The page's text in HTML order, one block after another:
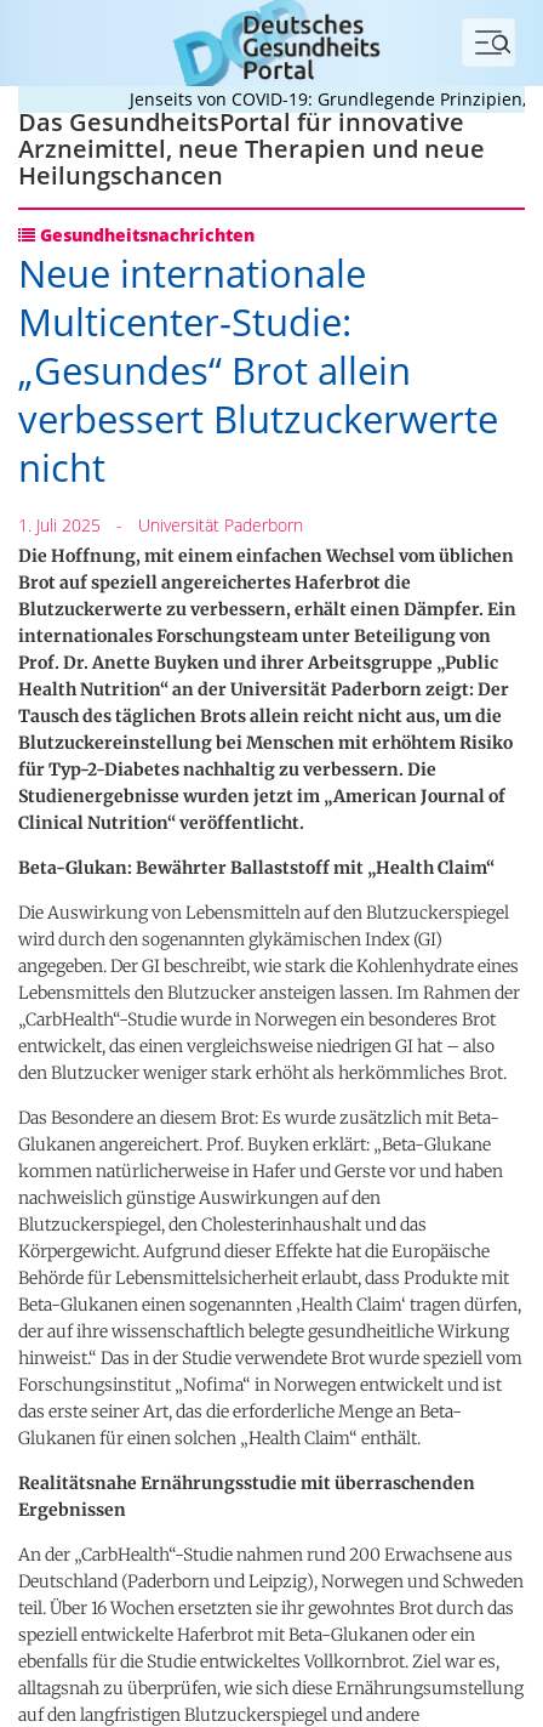
Menü
Jenseits von COVID-19: Grundlegende Prinzipien, die
Das GesundheitsPortal für innovative
Arzneimittel, neue Therapien und neue
Heilungschancen
Gesundheitsnachrichten
Neue internationale
Multicenter-Studie:
„Gesundes“ Brot allein
verbessert Blutzuckerwerte
nicht
1. Juli 2025 - Universität Paderborn
Die Hoffnung, mit einem einfachen Wechsel vom üblichen
Brot auf speziell angereichertes Haferbrot die
Blutzuckerwerte zu verbessern, erhält einen Dämpfer. Ein
internationales Forschungsteam unter Beteiligung von
Prof. Dr. Anette Buyken und ihrer Arbeitsgruppe „Public
Health Nutrition“ an der Universität Paderborn zeigt: Der
Tausch des täglichen Brots allein reicht nicht aus, um die
Blutzuckereinstellung bei Menschen mit erhöhtem Risiko
für Typ-2-Diabetes nachhaltig zu verbessern. Die
Studienergebnisse wurden jetzt im „American Journal of
Clinical Nutrition“ veröffentlicht.
Beta-Glukan: Bewährter Ballaststoff mit „Health Claim“
Die Auswirkung von Lebensmitteln auf den Blutzuckerspiegel
wird durch den sogenannten glykämischen Index (GI)
angegeben. Der GI beschreibt, wie stark die Kohlenhydrate eines
Lebensmittels den Blutzucker ansteigen lassen. Im Rahmen der
„CarbHealth“-Studie wurde in Norwegen ein besonderes Brot
entwickelt, das einen vergleichsweise niedrigen GI hat – also
den Blutzucker weniger stark erhöht als herkömmliches Brot.
Das Besondere an diesem Brot: Es wurde zusätzlich mit Beta-
Glukanen angereichert. Prof. Buyken erklärt: „Beta-Glukane
kommen natürlicherweise in Hafer und Gerste vor und haben
nachweislich günstige Auswirkungen auf den
Blutzuckerspiegel, den Cholesterinhaushalt und das
Körpergewicht. Aufgrund dieser Effekte hat die Europäische
Behörde für Lebensmittelsicherheit erlaubt, dass Produkte mit
Beta-Glukanen einen sogenannten ‚Health Claim‘ tragen dürfen,
der auf ihre wissenschaftlich belegte gesundheitliche Wirkung
hinweist.“ Das in der Studie verwendete Brot wurde speziell vom
Forschungsinstitut „Nofima“ in Norwegen entwickelt und ist
das erste seiner Art, das die erforderliche Menge an Beta-
Glukanen für einen solchen „Health Claim“ enthält.
Realitätsnahe Ernährungsstudie mit überraschenden
Ergebnissen
An der „CarbHealth“-Studie nahmen rund 200 Erwachsene aus
Deutschland (Paderborn und Leipzig), Norwegen und Schweden
teil. Über 16 Wochen ersetzten sie ihr gewohntes Brot durch das
speziell entwickelte Haferbrot mit Beta-Glukanen oder ein
ebenfalls für die Studie entwickeltes Vollkornbrot. Ziel war es,
alltagsnah zu überprüfen, wie sich diese Ernährungsumstellung
auf den langfristigen Blutzuckerspiegel und andere